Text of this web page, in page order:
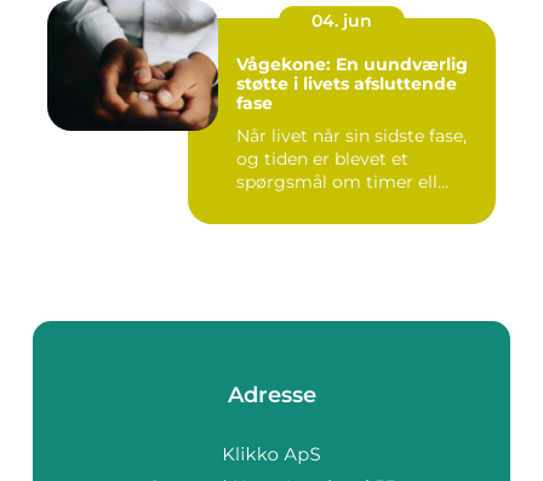
04. jun
Vågekone: En uundværlig
støtte i livets afsluttende
fase
Når livet når sin sidste fase,
og tiden er blevet et
spørgsmål om timer ell...
Adresse